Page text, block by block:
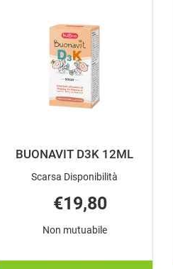
BUONAVIT D3K 12ML
Scarsa Disponibilità
€19,80
Non mutuabile